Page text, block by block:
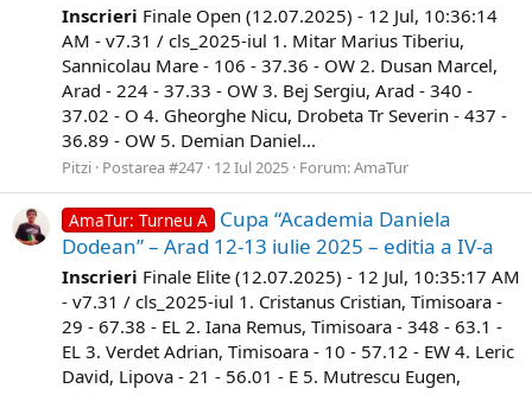
Inscrieri Finale Open (12.07.2025) - 12 Jul, 10:36:14
AM - v7.31 / cls_2025-iul 1. Mitar Marius Tiberiu,
Sannicolau Mare - 106 - 37.36 - OW 2. Dusan Marcel,
Arad - 224 - 37.33 - OW 3. Bej Sergiu, Arad - 340 -
37.02 - O 4. Gheorghe Nicu, Drobeta Tr Severin - 437 -
36.89 - OW 5. Demian Daniel...
Pitzi Postarea #247 12 Iul 2025 Forum:AmaTur
AmaTur: Turneu A Cupa “Academia Daniela
Dodean” – Arad 12-13 iulie 2025 – editia a IV-a
Inscrieri Finale Elite (12.07.2025) - 12 Jul, 10:35:17 AM
- v7.31 / cls_2025-iul 1. Cristanus Cristian, Timisoara -
29 - 67.38 - EL 2. Iana Remus, Timisoara - 348 - 63.1 -
EL 3. Verdet Adrian, Timisoara - 10 - 57.12 - EW 4. Leric
David, Lipova - 21 - 56.01 - E 5. Mutrescu Eugen,